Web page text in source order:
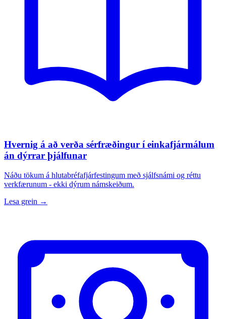
Hvernig á að verða sérfræðingur í einkafjármálum
án dýrrar þjálfunar
Náðu tökum á hlutabréfafjárfestingum með sjálfsnámi og réttu
verkfærunum - ekki dýrum námskeiðum.
Lesa grein →